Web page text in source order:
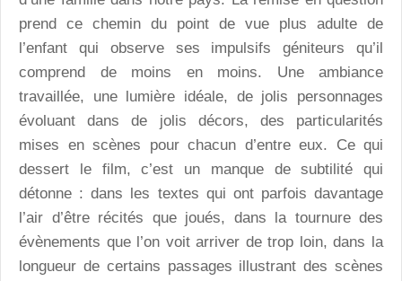
prend ce chemin du point de vue plus adulte de
l’enfant qui observe ses impulsifs géniteurs qu’il
comprend de moins en moins. Une ambiance
travaillée, une lumière idéale, de jolis personnages
évoluant dans de jolis décors, des particularités
mises en scènes pour chacun d’entre eux. Ce qui
dessert le film, c’est un manque de subtilité qui
détonne : dans les textes qui ont parfois davantage
l’air d’être récités que joués, dans la tournure des
évènements que l’on voit arriver de trop loin, dans la
longueur de certains passages illustrant des scènes